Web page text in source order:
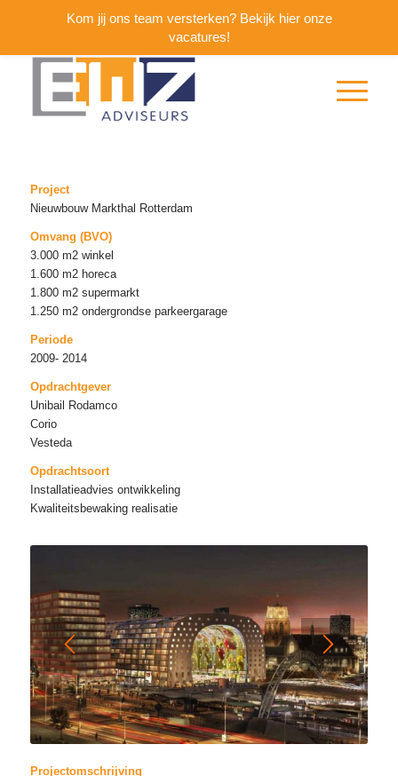
Project
Nieuwbouw Markthal Rotterdam
Omvang (BVO)
3.000 m2 winkel
1.600 m2 horeca
1.800 m2 supermarkt
1.250 m2 ondergrondse parkeergarage
Periode
2009- 2014
Opdrachtgever
Unibail Rodamco
Corio
Vesteda
Opdrachtsoort
Installatieadvies ontwikkeling
Kwaliteitsbewaking realisatie
Projectomschrijving
Kom jij ons team versterken? Bekijk hier onze
vacatures!